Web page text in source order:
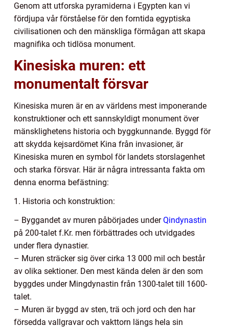
Genom att utforska pyramiderna i Egypten kan vi
fördjupa vår förståelse för den forntida egyptiska
civilisationen och den mänskliga förmågan att skapa
magnifika och tidlösa monument.
Kinesiska muren: ett
monumentalt försvar
Kinesiska muren är en av världens mest imponerande
konstruktioner och ett sannskyldigt monument över
mänsklighetens historia och byggkunnande. Byggd för
att skydda kejsardömet Kina från invasioner, är
Kinesiska muren en symbol för landets storslagenhet
och starka försvar. Här är några intressanta fakta om
denna enorma befästning:
1. Historia och konstruktion:
– Byggandet av muren påbörjades underQindynastin
på 200-talet f.Kr. men förbättrades och utvidgades
under flera dynastier.
– Muren sträcker sig över cirka 13 000 mil och består
av olika sektioner. Den mest kända delen är den som
byggdes under Mingdynastin från 1300-talet till 1600-
talet.
– Muren är byggd av sten, trä och jord och den har
försedda vallgravar och vakttorn längs hela sin